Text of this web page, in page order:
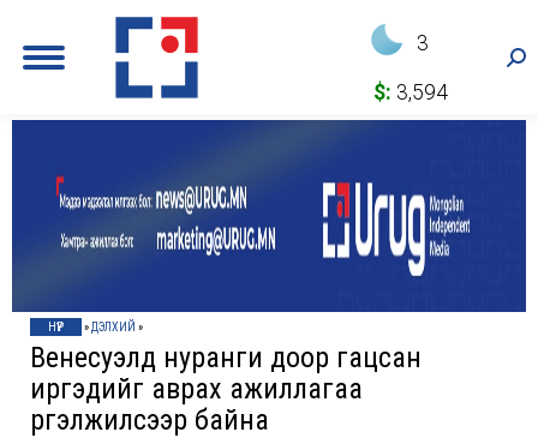
3
$: 3,594
НҮҮР »ДЭЛХИЙ »
Венесуэлд нуранги доор гацсан
иргэдийг аврах ажиллагаа
үргэлжилсээр байна